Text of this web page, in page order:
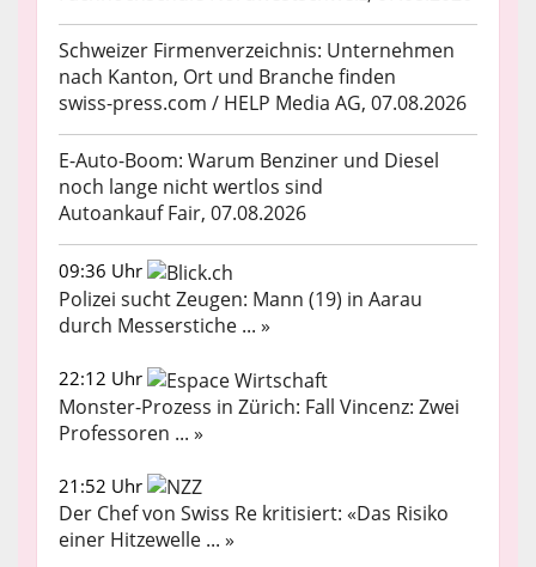
Schweizer Firmenverzeichnis: Unternehmen
nach Kanton, Ort und Branche finden
swiss-press.com / HELP Media AG, 07.08.2026
E-Auto-Boom: Warum Benziner und Diesel
noch lange nicht wertlos sind
Autoankauf Fair, 07.08.2026
09:36 Uhr
Polizei sucht Zeugen: Mann (19) in Aarau
durch Messerstiche ... »
22:12 Uhr
Monster-Prozess in Zürich: Fall Vincenz: Zwei
Professoren ... »
21:52 Uhr
Der Chef von Swiss Re kritisiert: «Das Risiko
einer Hitzewelle ... »